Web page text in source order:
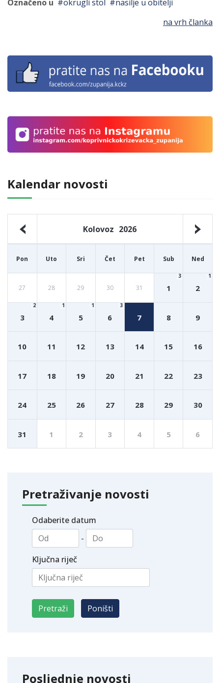
Kalendar novosti
Kolovoz 2026
Pon Uto Sri Čet Pet Sub Ned
27 28 29 30 31 1
3
2
1
3
2
4
1
5
1
6
3
7 8 9
10 11 12 13 14 15 16
17 18 19 20 21 22 23
24 25 26 27 28 29 30
31 1 2 3 4 5 6
Pretraživanje novosti
Odaberite datum
-
Ključna riječ
Posljednje novosti
Označeno u okrugli stol
nasilje u obitelji
na vrh članka